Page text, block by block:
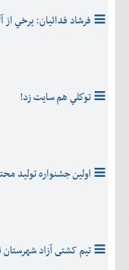
فرشاد فدائيان: يرخي
توكلي هم سايت زد!
اولين جشنواره توليد
تيم کشتى آزاد شهرستان